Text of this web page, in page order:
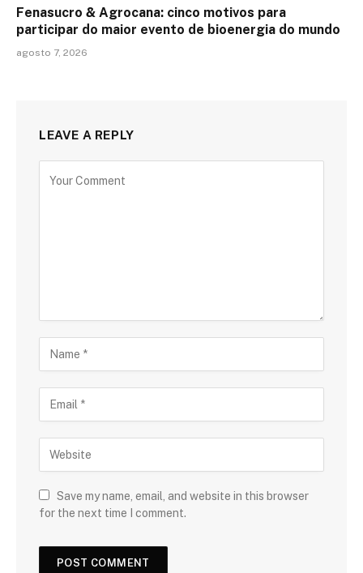
Fenasucro & Agrocana: cinco motivos para
participar do maior evento de bioenergia do mundo
agosto 7, 2026
LEAVE A REPLY
Save my name, email, and website in this browser
for the next time I comment.